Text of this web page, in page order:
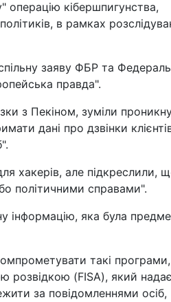
кібершпигунства,
в рамках
заяву ФБР та
правда".
з Пекіном, зуміли
дані про дзвінки
хакерів, але підкреслили,
політичними справами".
інформацію, яка була
такі
розвідкою (FISA), який
за повідомленнями осіб,